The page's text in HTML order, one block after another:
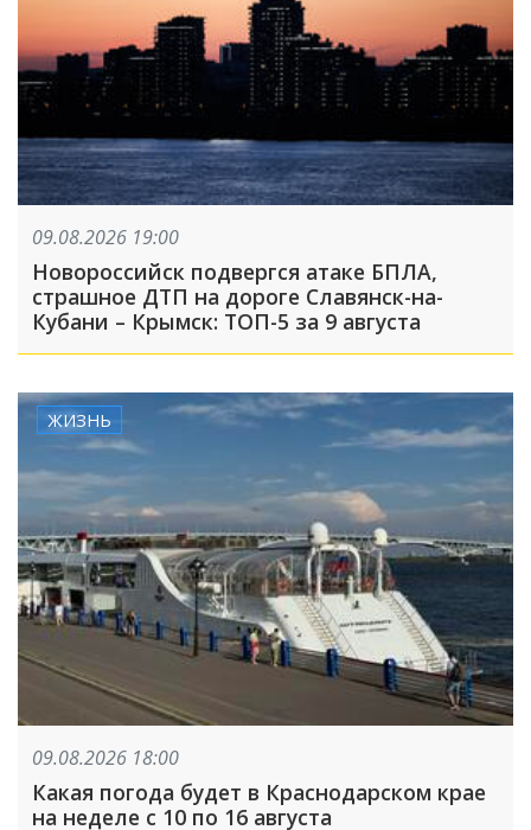
09.08.2026 19:00
Новороссийск подвергся атаке БПЛА,
страшное ДТП на дороге Славянск-на-
Кубани – Крымск: ТОП-5 за 9 августа
ЖИЗНЬ
09.08.2026 18:00
Какая погода будет в Краснодарском крае
на неделе с 10 по 16 августа